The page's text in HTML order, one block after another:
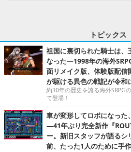
トピックス
祖国に裏切られた騎士は、
なった―1998年の海外
面リメイク版、体験版配信
が駆ける異色の戦記が令和
約30年の歴史を誇る海外SRPG
て登場！
車が変形してロボになった
―41年ぶり完全新作『
ー。新旧スタッフが語る
前、たった1人のために手